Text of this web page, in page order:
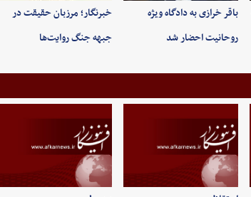
باقر خرازی به دادگاه ویژه
روحانیت احضار شد
خبرنگار؛ مرزبان حقیقت در
جبهه جنگ روایت‌ها